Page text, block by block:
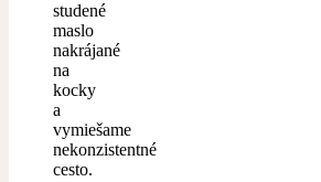
studené
maslo
nakrájané
na
kocky
a
vymiešame
nekonzistentné
cesto.